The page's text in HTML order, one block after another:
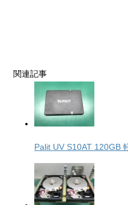
関連記事
Palit UV S10AT 120GB